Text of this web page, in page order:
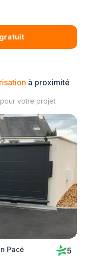
à proximité
votre projet
Pacé 5